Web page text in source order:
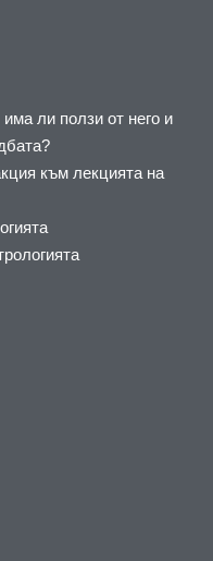
ли ползи от него и
към лекцията на